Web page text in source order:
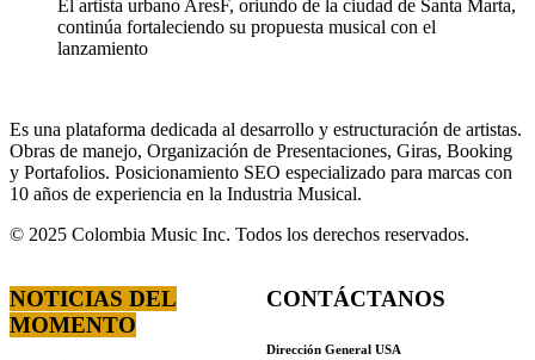
El artista urbano AresF, oriundo de la ciudad de Santa Marta,
continúa fortaleciendo su propuesta musical con el
lanzamiento
Es una plataforma dedicada al desarrollo y estructuración de artistas.
Obras de manejo, Organización de Presentaciones, Giras, Booking
y Portafolios. Posicionamiento SEO especializado para marcas con
10 años de experiencia en la Industria Musical.
© 2025 Colombia Music Inc. Todos los derechos reservados.
NOTICIAS DEL
MOMENTO
CONTÁCTANOS
Dirección General USA